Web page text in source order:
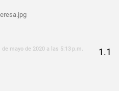
de mayo de 2020 a las 5:13 p.m.